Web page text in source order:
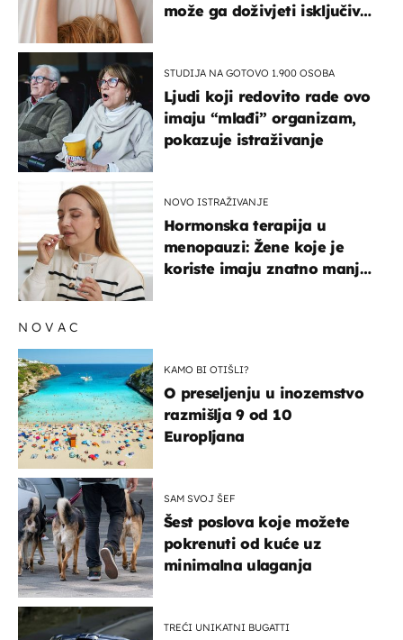
može ga doživjeti isključivo
STUDIJA NA GOTOVO 1.900 OSOBA
Ljudi koji redovito rade ovo
imaju “mlađi” organizam,
pokazuje istraživanje
NOVO ISTRAŽIVANJE
Hormonska terapija u
menopauzi: Žene koje je
koriste imaju znatno manji
NOVAC
KAMO BI OTIŠLI?
O preseljenju u inozemstvo
razmišlja 9 od 10
Europljana
SAM SVOJ ŠEF
Šest poslova koje možete
pokrenuti od kuće uz
minimalna ulaganja
TREĆI UNIKATNI BUGATTI